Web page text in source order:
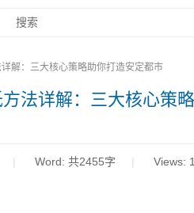
搜索
解：三大核心策略助你打造安定都市
方法详解：三大核心策
Word: 共2455字 Views: